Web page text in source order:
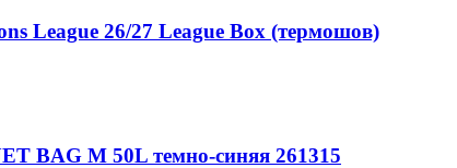
League 26/27 League Box (термошов)
BAG M 50L темно-синяя 261315